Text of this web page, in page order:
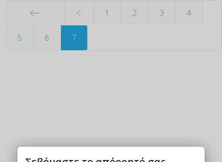
Έναρξη
1 2 3 4
5 6 7